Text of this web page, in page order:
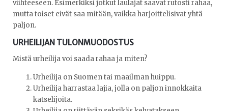
viihteeseen. Esimerkiksi jotkut laulajat saavat rutosti rahaa,
mutta toiset eivät saa mitään, vaikka harjoittelisivat yhtä
paljon.
URHEILIJAN TULONMUODOSTUS
Mistä urheilija voi saada rahaa ja miten?
Urheilija on Suomen tai maailman huippu.
Urheilija harrastaa lajia, jolla on paljon innokkaita
katselijoita.